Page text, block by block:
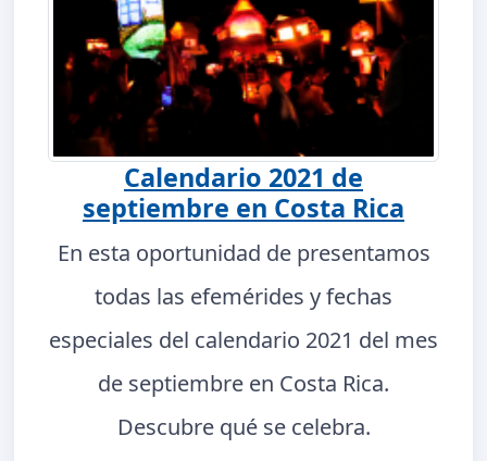
Calendario 2021 de
septiembre en Costa Rica
En esta oportunidad de presentamos
todas las efemérides y fechas
especiales del calendario 2021 del mes
de septiembre en Costa Rica.
Descubre qué se celebra.